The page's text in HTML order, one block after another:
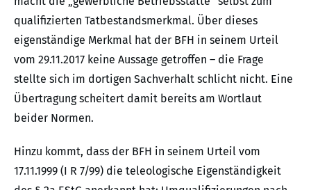
qualifizierten Tatbestandsmerkmal. Über dieses
eigenständige Merkmal hat der BFH in seinem Urteil
vom 29.11.2017 keine Aussage getroffen – die Frage
stellte sich im dortigen Sachverhalt schlicht nicht. Eine
Übertragung scheitert damit bereits am Wortlaut
beider Normen.
Hinzu kommt, dass der BFH in seinem Urteil vom
17.11.1999 (I R 7/99) die teleologische Eigenständigkeit